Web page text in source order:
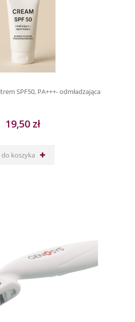
SPF50, PA+++- odmładzająca
19,50 zł
do koszyka